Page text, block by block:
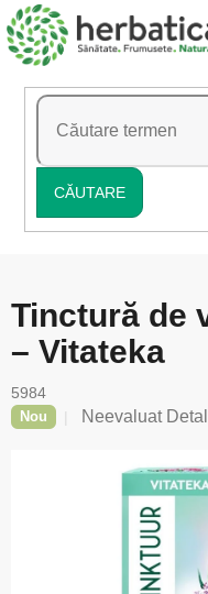
Treci
la
conținut
CĂUTARE
Tinctură de
– Vitateka
5984
Nou
Evaluarea
produsului
Neevaluat